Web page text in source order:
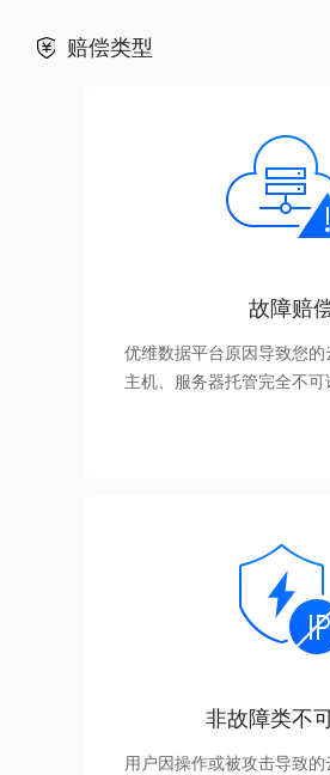
赔偿类型
故障赔
优维数据平台原因导致您
主机、服务器托管完全不
非故障类不
用户因操作或被攻击导致的